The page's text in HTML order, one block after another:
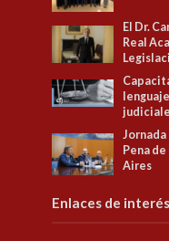
El Dr.
Real
Jornada
Pena
Aires
Enlaces de interés